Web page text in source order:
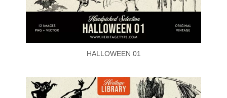
HALLOWEEN 01